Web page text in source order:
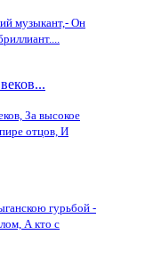
музыкант,- Он
За высокое
отцов, И
гурьбой -
А кто с